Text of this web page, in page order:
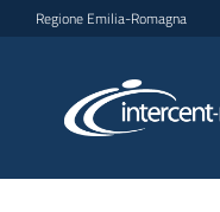
Vai al contenuto
Vai alla navigazione
Vai al footer
Regione Emilia-Romagna
per